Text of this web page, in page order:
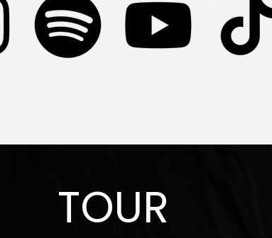
TOUR